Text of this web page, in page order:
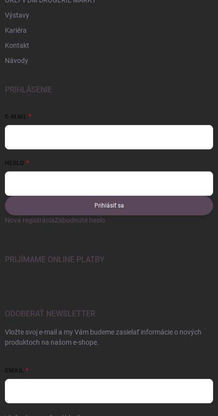
Výstavy
Kariéra
Kontakt
Návody
PRIHLÁSENIE
E-MAIL
HESLO
Prihlásiť sa
Nová registráciaZabudnuté heslo
PRIJÍMAME ONLINE PLATBY
ODOBERAŤ NEWSLETTER
Vložte svoj e-mail a my Vám budeme zasielať informácie o nových
produktoch na našom e-shope.
EMAIL